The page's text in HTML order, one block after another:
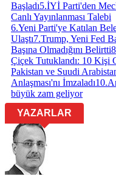
Başladı5.İYİ Parti'den
Canlı Yayınlanması Talebi
6.Yeni Parti'ye Katılan
Ulaştı7.Trump, Yeni Fed
Başına Olmadığını Belirtti8
Çiçek Tutuklandı: 10 Kişi
Pakistan ve Suudi
Anlaşması'nı İmzaladı10.
büyük zam geliyor
YAZARLAR